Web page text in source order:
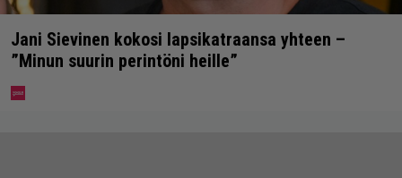
Jani Sievinen kokosi lapsikatraansa yhteen –
”Minun suurin perintöni heille”